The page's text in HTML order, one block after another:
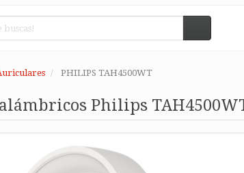
PHILIPS TAH4500WT
Philips